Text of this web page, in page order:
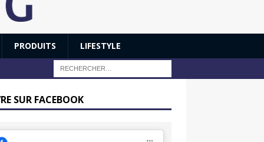
PRODUITS LIFESTYLE
SUR FACEBOOK